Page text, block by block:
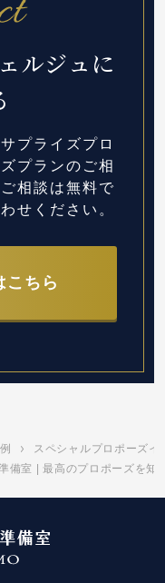
ルジュに
プライズプロ
プランのご相
ご相談は無料で
せください。
こちら
スペシャルプロポーズイ
備室 | 最高のプロポーズを知